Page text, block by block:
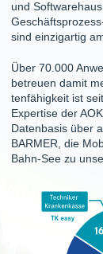
und
sind einzigartig
Über 70.000
betreuen damit
ten­fä­higkeit ist
Expertise der
Datenbasis über
BARMER, die
Bahn-See zu